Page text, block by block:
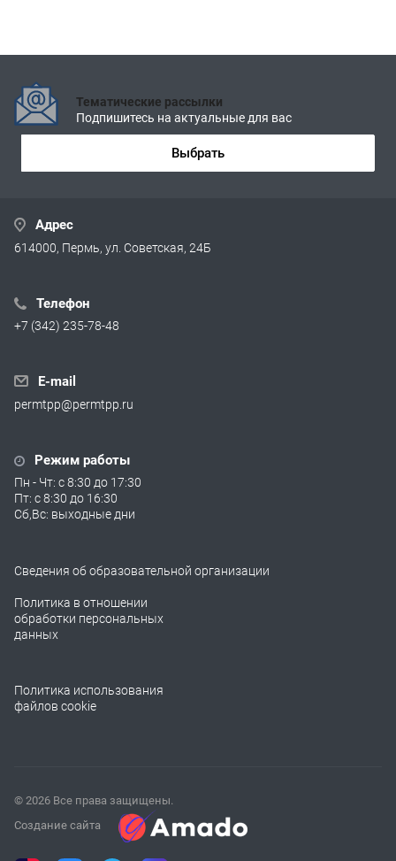
Тематические рассылки
Подпишитесь на актуальные для вас
Выбрать
Адрес
614000, Пермь, ул. Советская, 24Б
Телефон
+7 (342) 235-78-48
E-mail
permtpp@permtpp.ru
Режим работы
Пн - Чт: с 8:30 до 17:30
Пт: с 8:30 до 16:30
Сб,Вс: выходные дни
Сведения об образовательной организации
Политика в отношении
обработки персональных
данных
Политика использования
файлов cookie
© 2026 Все права защищены.
Создание сайта